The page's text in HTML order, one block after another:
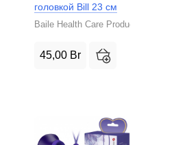
головкой Bill 23 см
Baile Health Care Product
45,00 Br